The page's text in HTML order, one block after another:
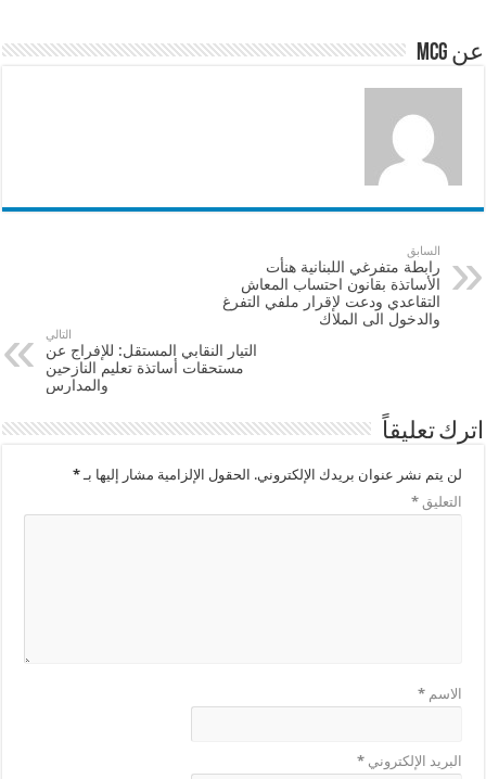
o
k
p
عن mcg
السابق
رابطة متفرغي اللبنانية هنأت
الأساتذة بقانون احتساب المعاش
التقاعدي ودعت لإقرار ملفي التفرغ
والدخول الى الملاك
التالي
التيار النقابي المستقل: للإفراج عن
مستحقات أساتذة تعليم النازحين
والمدارس
اترك تعليقاً
لن يتم نشر عنوان بريدك الإلكتروني. الحقول الإلزامية مشار إليها بـ*
التعليق*
الاسم*
البريد الإلكتروني*